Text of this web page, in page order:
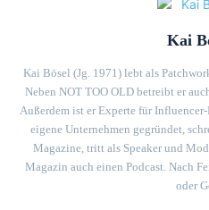
Kai
Kai Bösel (Jg. 1971) lebt als
Neben NOT TOO OLD betreibt er
Außerdem ist er Experte für
eigene Unternehmen gegründet,
Magazine, tritt als Speaker und
Magazin auch einen Podcast. Nach
oder